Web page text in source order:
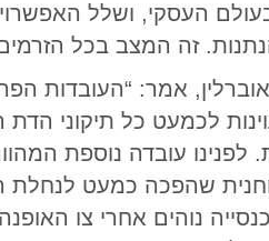
העסקי, ושלל
זה המצב בכל
אמר: “העובדות
לכמעט כל תיקוני הדת
לפנינו עובדה נוספת
שהפכה כמעט לנחלת
נוהים אחרי צו